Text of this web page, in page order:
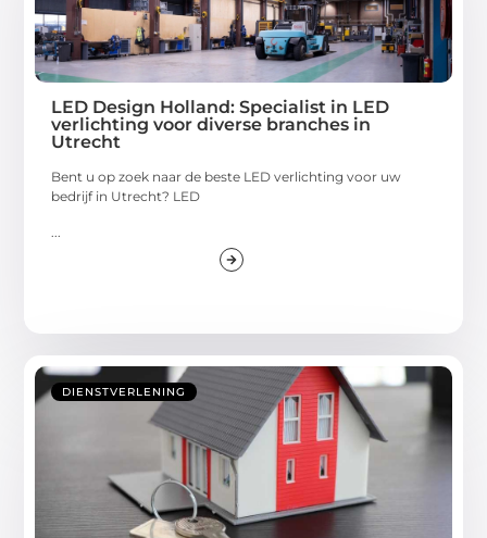
LED Design Holland: Specialist in LED
verlichting voor diverse branches in
Utrecht
Bent u op zoek naar de beste LED verlichting voor uw
bedrijf in Utrecht? LED
DIENSTVERLENING